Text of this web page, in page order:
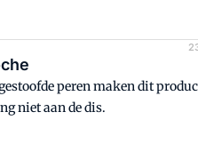
peren maken dit
niet aan de dis.